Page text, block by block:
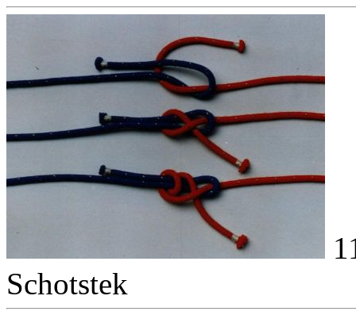
Schotstek